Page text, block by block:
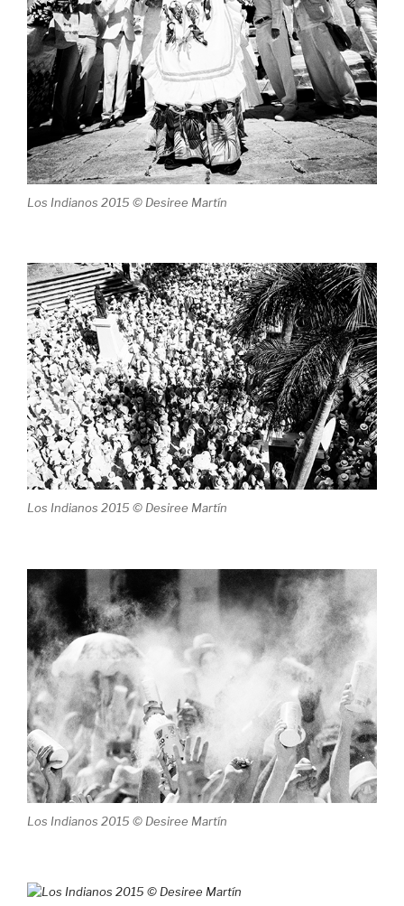
Los Indianos 2015 © Desiree Martín
Los Indianos 2015 © Desiree Martín
Los Indianos 2015 © Desiree Martín